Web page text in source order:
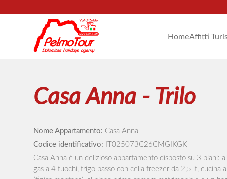
HomeAffitti
Casa Anna - Trilo
Nome Appartamento: Casa Anna
Codice identificativo: IT025073C26CMGIKGK
Casa Anna è un delizioso appartamento disposto su 3
gas a 4 fuochi, frigo basso con cella freezer da 2,5 lt,